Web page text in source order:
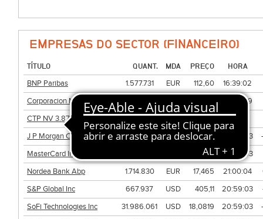
EMPRESAS DO SECTOR (FINANCEIRO)
TÍTULO QUANT. MDA PREÇO
HORA
BNP Paribas
1.577.731 EUR 112,60
16:39:02
Corporacion Mapfre SA
838.911 EUR 16:29:59
CTP NV 3.875 11/21/2032
- EUR -
J P Morgan Chase & Co
2.239.177 USD 356,31 20:59:03
MasterCard Inc Class A
576,03 20:59:03
Nordea Bank Abp
1.714.830 EUR 17,465 21:00:04
S&P Global Inc
667.937 USD 405,11 20:59:03
SoFi Technologies Inc
31.986.061 USD 18,0819 20:59:03